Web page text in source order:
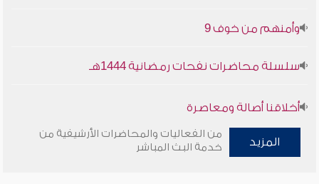
وأمنهم من خوف 9
سلسلة محاضرات نفحات رمضانية 1444هـ
أخلاقنا أصالة ومعاصرة
وأمنهم من خوف 9
المزيد
من الفعاليات والمحاضرات الأرشيفية من
خدمة البث المباشر